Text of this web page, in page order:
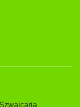
Szwajcaria